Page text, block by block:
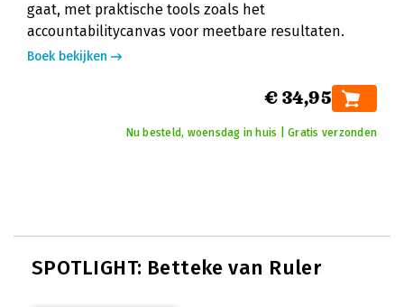
gaat, met praktische tools zoals het
accountabilitycanvas voor meetbare resultaten.
Boek bekijken
€ 34,95
Nu besteld, woensdag in huis | Gratis verzonden
SPOTLIGHT: Betteke van Ruler